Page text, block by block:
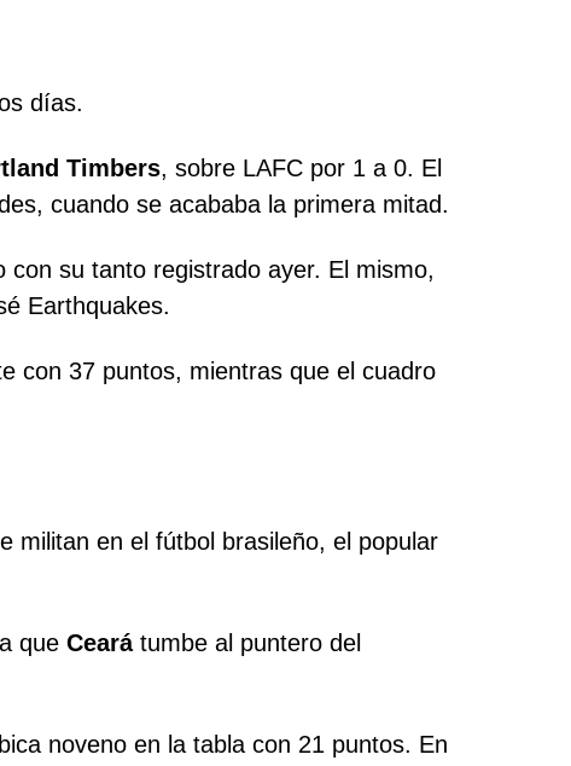
días.
Timbers, sobre LAFC por 1 a 0. El
cuando se acababa la primera mitad.
su tanto registrado ayer. El mismo,
Earthquakes.
con 37 puntos, mientras que el cuadro
militan en el fútbol brasileño, el popular
que Cearátumbe al puntero del
noveno en la tabla con 21 puntos. En